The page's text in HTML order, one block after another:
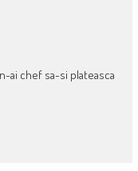
ai chef sa-si plateasca